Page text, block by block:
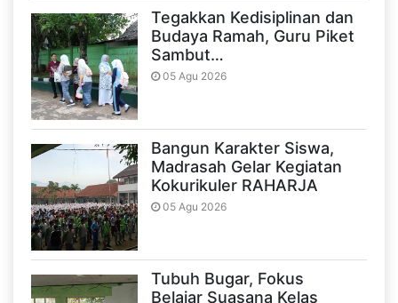
Tegakkan Kedisiplinan dan
Budaya Ramah, Guru Piket
Sambut…
05 Agu 2026
Bangun Karakter Siswa,
Madrasah Gelar Kegiatan
Kokurikuler RAHARJA
05 Agu 2026
Tubuh Bugar, Fokus
Belajar Suasana Kelas